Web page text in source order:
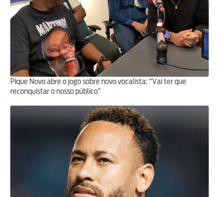
Pique Novo abre o jogo sobre novo vocalista: “Vai ter que
reconquistar o nosso público”